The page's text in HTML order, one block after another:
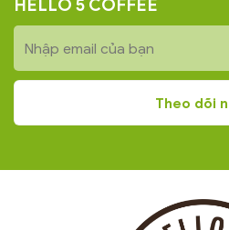
HELLO 5 COFFEE